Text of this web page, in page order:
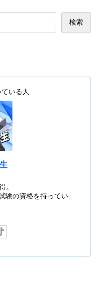
検索
いる人
。
験の資格を持ってい